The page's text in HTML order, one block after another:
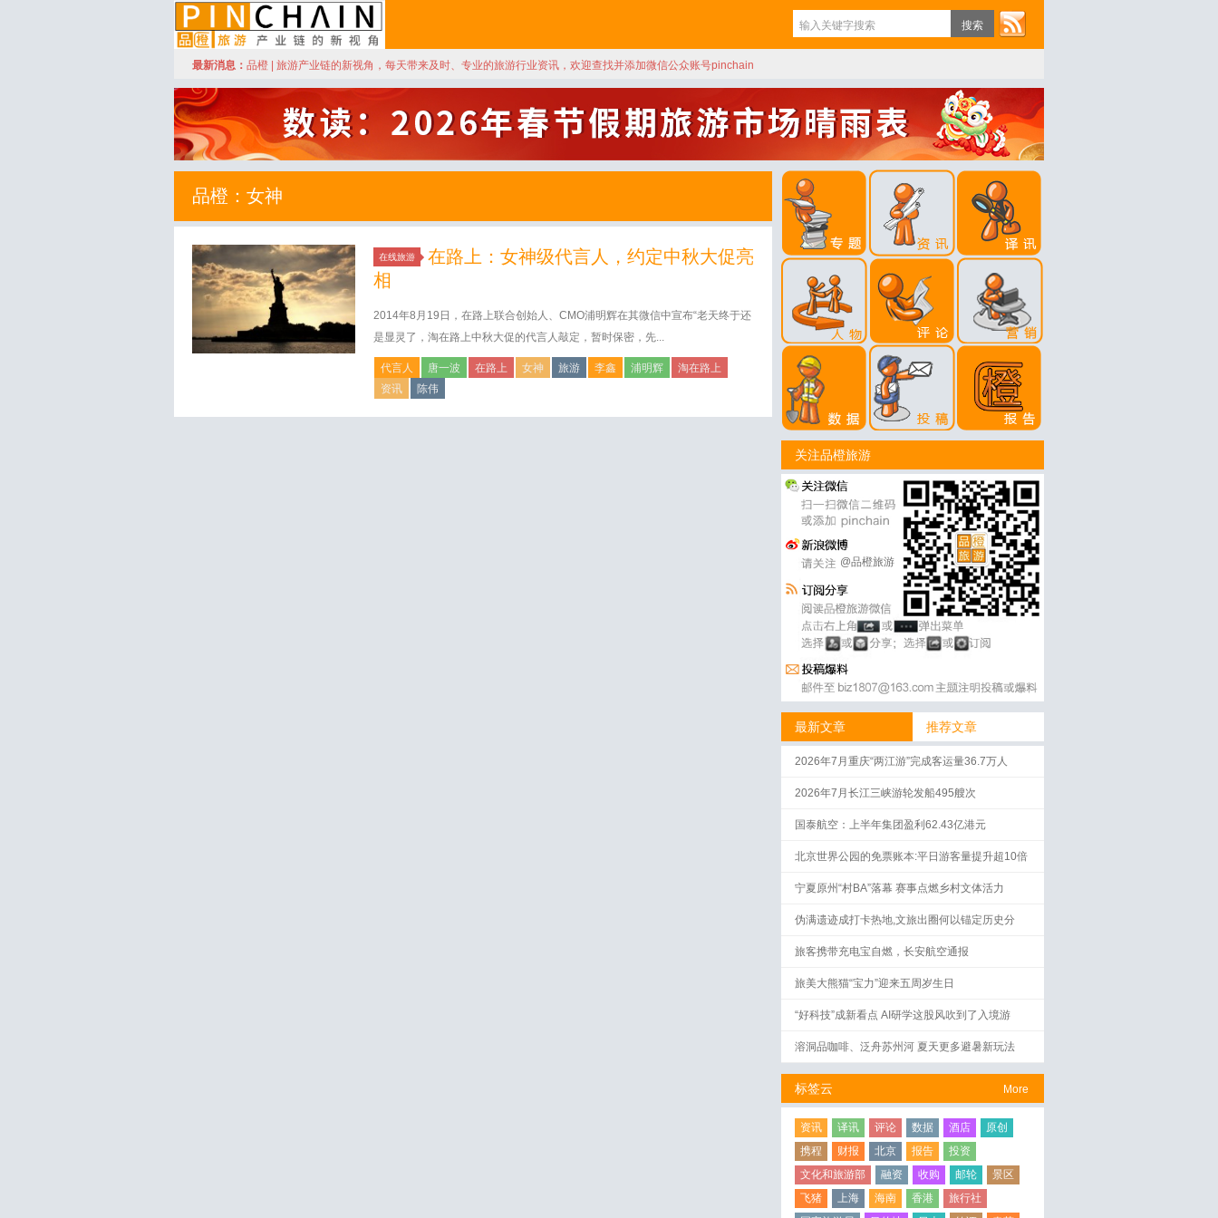
品橙旅游
最新消息： 品橙 | 旅游产业链的新视角，每天带来及时、专业的旅游行业资讯，欢迎查找并添加微信公众账号pinchain
品橙：女神
在线旅游
在路上：女神级代言人，约定中秋大促亮
相
2014年8月19日，在路上联合创始人、CMO浦明辉在其微信中宣布“老天终于还
是显灵了，淘在路上中秋大促的代言人敲定，暂时保密，先...
代言人 唐一波 在路上 女神 旅游 李鑫 浦明辉
淘在路上
资讯
陈伟
关注品橙旅游
@品橙旅游
最新文章 推荐文章
2026年7月重庆“两江游”完成客运量36.7万人
2026年7月长江三峡游轮发船495艘次
国泰航空：上半年集团盈利62.43亿港元
北京世界公园的免票账本:平日游客量提升超10倍
宁夏原州“村BA”落幕 赛事点燃乡村文体活力
伪满遗迹成打卡热地,文旅出圈何以锚定历史分
旅客携带充电宝自燃，长安航空通报
旅美大熊猫“宝力”迎来五周岁生日
“好科技”成新看点 AI研学这股风吹到了入境游
溶洞品咖啡、泛舟苏州河 夏天更多避暑新玩法
More
标签云
资讯 译讯 评论 数据 酒店
原创
携程
财报 北京 报告
投资
文化和旅游部
融资 收购 邮轮
景区
飞猪
上海 海南 香港
旅行社